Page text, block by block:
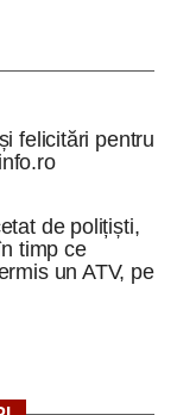
felicitări pentru
de polițiști,
timp ce
un ATV, pe